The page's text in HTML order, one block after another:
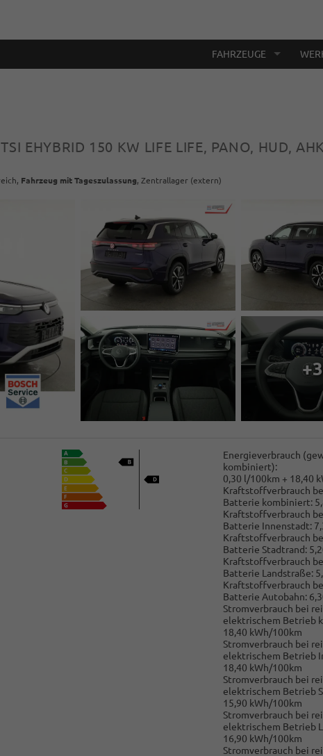
FAHRZEUGE
EHYBRID 150 KW LIFE LIFE, PANO, HUD,
Fahrzeug mit Tageszulassung, Zentrallager (extern)
Energieverbrauch
kombiniert):
0,30 l/100km + 18,40
Kraftstoffverbrauch
Batterie kombiniert:
Kraftstoffverbrauch
Batterie Innenstadt:
Kraftstoffverbrauch
Batterie Stadtrand:
Kraftstoffverbrauch
Batterie Landstraße:
Kraftstoffverbrauch
Batterie Autobahn:
Stromverbrauch bei
elektrischem Betrieb
18,40 kWh/100km
Stromverbrauch bei
elektrischem Betrieb
18,40 kWh/100km
Stromverbrauch bei
elektrischem Betrieb
15,90 kWh/100km
Stromverbrauch bei
elektrischem Betrieb
16,90 kWh/100km
Stromverbrauch bei